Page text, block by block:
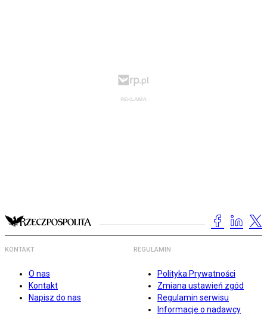
KONTAKT
O nas
Kontakt
Napisz do nas
REGULAMIN
Polityka Prywatności
Zmiana ustawień zgód
Regulamin serwisu
Informacje o nadawcy